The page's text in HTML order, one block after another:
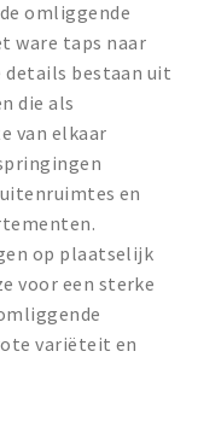
omliggende
ware taps naar
bestaan uit
die als
van elkaar
en
op plaatselijk
voor een sterke
variëteit en